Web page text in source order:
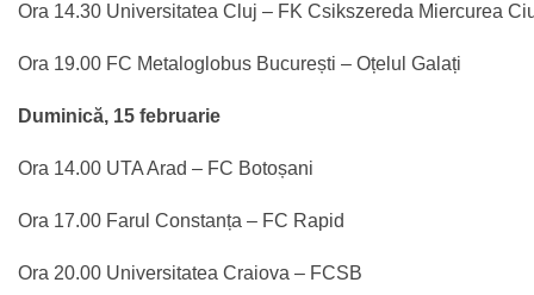
Ora 14.30 Universitatea Cluj – FK Csikszereda Miercurea
Ora 19.00 FC Metaloglobus București – Oțelul Galați
Duminică, 15 februarie
Ora 14.00 UTA Arad – FC Botoșani
Ora 17.00 Farul Constanța – FC Rapid
Ora 20.00 Universitatea Craiova – FCSB